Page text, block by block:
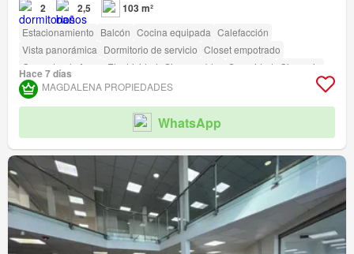
2 2,5 103 m²
Estacionamiento Balcón Cocina equipada Calefacción
Vista panorámica Dormitorio de servicio Closet empotrado
Gas natural
Agua Electricidad Sin amueblar Seguridad
Gimnasio
Piscina Ascensor Acceso para personas con discapacidad
Hace 7 días
MAGDALENA PROPIEDADES
WhatsApp